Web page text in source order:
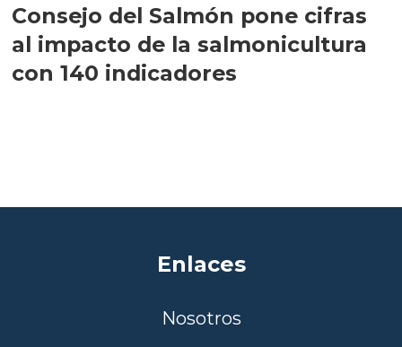
Consejo del Salmón pone cifras
al impacto de la salmonicultura
con 140 indicadores
Enlaces
Nosotros